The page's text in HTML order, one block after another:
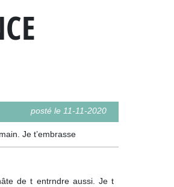
posté le 11-11-2020
Je t’embrasse
de t entrndre aussi. Je t